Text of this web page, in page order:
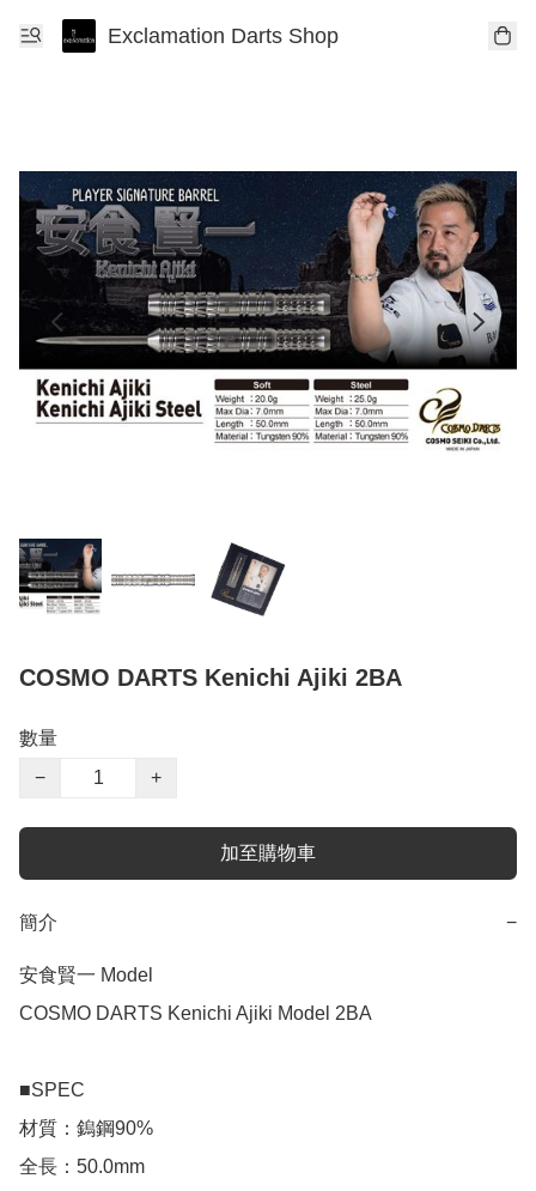
Exclamation Darts Shop
COSMO DARTS Kenichi Ajiki 2BA
數量
−
+
加至購物車
簡介 −
安食賢一 Model
COSMO DARTS Kenichi Ajiki Model 2BA
■SPEC
材質：鎢鋼90%
全長：50.0mm